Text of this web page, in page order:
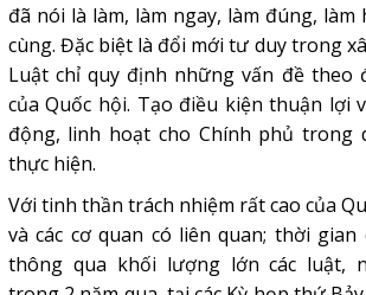
đã nói là làm, làm ngay, làm đúng, làm
cùng. Đặc biệt là đổi mới tư duy trong
Luật chỉ quy định những vấn đề theo
của Quốc hội. Tạo điều kiện thuận lợi
động, linh hoạt cho Chính phủ trong
thực hiện.
Với tinh thần trách nhiệm rất cao của
và các cơ quan có liên quan; thời gian
thông qua khối lượng lớn các luật,